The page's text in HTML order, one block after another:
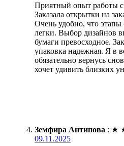
Приятный опыт работы
Заказала открытки на
Очень удобно, что
легки. Выбор дизайнов
бумаги превосходное.
упаковка надежная. Я в
обязательно вернусь
хочет удивить близких
Земфира Антипова : ★
09.11.2025